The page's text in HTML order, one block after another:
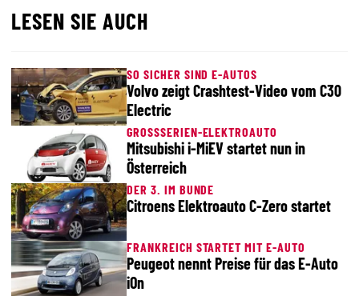
LESEN SIE AUCH
SO SICHER SIND E-AUTOS
Volvo zeigt Crashtest-Video vom C30
Electric
GROSSSERIEN-ELEKTROAUTO
Mitsubishi i-MiEV startet nun in
Österreich
DER 3. IM BUNDE
Citroens Elektroauto C-Zero startet
FRANKREICH STARTET MIT E-AUTO
Peugeot nennt Preise für das E-Auto
iOn